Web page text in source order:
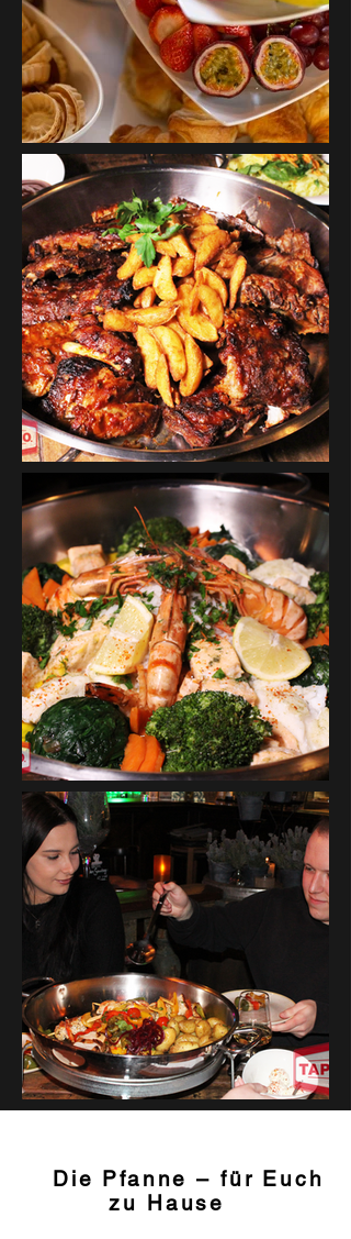
Die Pfanne – für Euch
zu Hause